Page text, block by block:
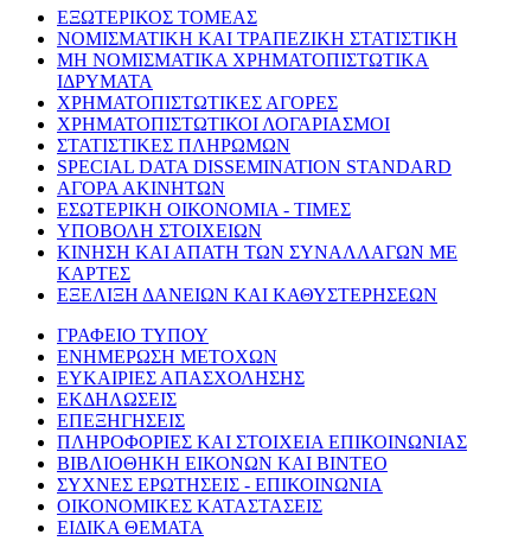
ΕΞΩΤΕΡΙΚΟΣ ΤΟΜΕΑΣ
ΝΟΜΙΣΜΑΤΙΚΗ ΚΑΙ ΤΡΑΠΕΖΙΚΗ ΣΤΑΤΙΣΤΙΚΗ
ΜΗ ΝΟΜΙΣΜΑΤΙΚΑ ΧΡΗΜΑΤΟΠΙΣΤΩΤΙΚΑ
ΙΔΡΥΜΑΤΑ
ΧΡΗΜΑΤΟΠΙΣΤΩΤΙΚΕΣ ΑΓΟΡΕΣ
ΧΡΗΜΑΤΟΠΙΣΤΩΤΙΚΟΙ ΛΟΓΑΡΙΑΣΜΟΙ
ΣΤΑΤΙΣΤΙΚΕΣ ΠΛΗΡΩΜΩΝ
SPECIAL DATA DISSEMINATION STANDARD
ΑΓΟΡΑ ΑΚΙΝΗΤΩΝ
ΕΣΩΤΕΡΙΚΗ ΟΙΚΟΝΟΜΙΑ - ΤΙΜΕΣ
ΥΠΟΒΟΛΗ ΣΤΟΙΧΕΙΩΝ
ΚΙΝΗΣΗ ΚΑΙ ΑΠΑΤΗ ΤΩΝ ΣΥΝΑΛΛΑΓΩΝ ΜΕ
ΚΑΡΤΕΣ
ΕΞΕΛΙΞΗ ΔΑΝΕΙΩΝ ΚΑΙ ΚΑΘΥΣΤΕΡΗΣΕΩΝ
ΓΡΑΦΕΙΟ ΤΥΠΟΥ
ΕΝΗΜΕΡΩΣΗ ΜΕΤΟΧΩΝ
ΕΥΚΑΙΡΙΕΣ ΑΠΑΣΧΟΛΗΣΗΣ
ΕΚΔΗΛΩΣΕΙΣ
ΕΠΕΞΗΓΗΣΕΙΣ
ΠΛΗΡΟΦΟΡΙΕΣ ΚΑΙ ΣΤΟΙΧΕΙΑ ΕΠΙΚΟΙΝΩΝΙΑΣ
ΒΙΒΛΙΟΘΗΚΗ ΕΙΚΟΝΩΝ ΚΑΙ ΒΙΝΤΕΟ
ΣΥΧΝΕΣ ΕΡΩΤΗΣΕΙΣ - ΕΠΙΚΟΙΝΩΝΙΑ
ΟΙΚΟΝΟΜΙΚΕΣ ΚΑΤΑΣΤΑΣΕΙΣ
ΕΙΔΙΚΑ ΘΕΜΑΤΑ